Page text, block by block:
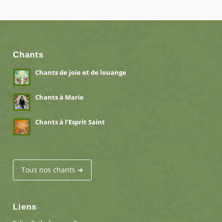
Chants
Chants de joie et de louange
Chants à Marie
Chants à l’Esprit Saint
Tous nos chants ➔
Liens